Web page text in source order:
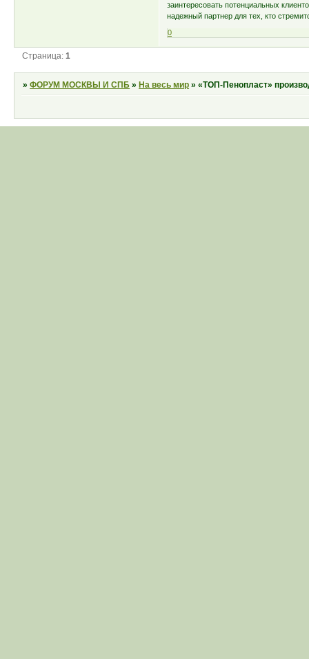
заинтересовать потенциальных
надежный партнер для тех, кто
0
Страница:1
»ФОРУМ МОСКВЫ И СПБ »На весь мир »«ТОП-Пенопласт»